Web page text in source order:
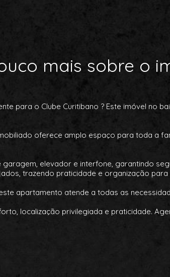
mais sobre o
para o Clube Curitibano ? Este imóvel no
oferece amplo espaço para toda a
elevador e interfone, garantindo
trazendo praticidade e organização para
apartamento atende a todas as
localização privilegiada e praticidade.